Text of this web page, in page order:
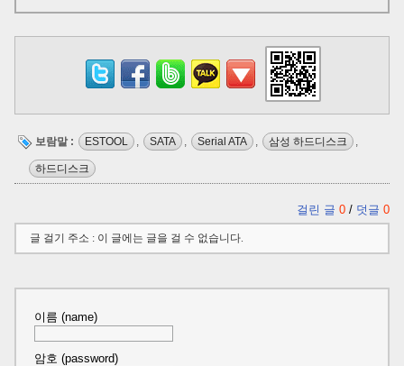
보람말 : ESTOOL , SATA , Serial ATA , 삼성 하드디스크 ,
하드디스크
걸린 글 0 / 덧글 0
글 걸기 주소 : 이 글에는 글을 걸 수 없습니다.
이름 (name)
암호 (password)